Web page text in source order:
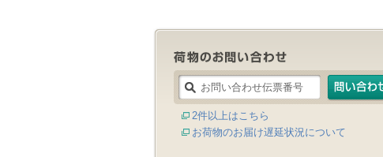
2件以上はこちら
お荷物のお届け遅延状況について